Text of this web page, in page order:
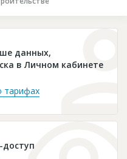
данных,
в Личном кабинете
тарифах